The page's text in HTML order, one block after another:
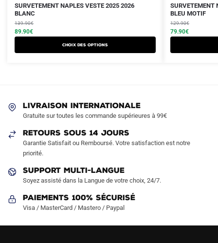
SURVETEMENT NAPLES VESTE 2025 2026
BLANC
139.90€
Le
prix
initial
était :
89.90€
Le
prix
actuel
est :
Choix des options
Ce
produit
a
plusieurs
variations.
choisies
la
page
produit
SURVETEMENT
BLEU MOTIF
129.90€
Le
prix
initial
était :
79.90€
Le
prix
actuel
est :
Ce
produit
a
plusieurs
variations.
page
LIVRAISON INTERNATIONALE
Gratuite sur toutes les commande supérieures à 99€
RETOURS SOUS 14 JOURS
Garantie Satisfait ou Remboursé. Votre satisfaction est notre
priorité.
SUPPORT MULTI-LANGUE
Soyez assisté dans la Langue de votre choix, 24/7.
Paiements 100% Sécurisé
Visa / MasterCard / Mastero / Paypal